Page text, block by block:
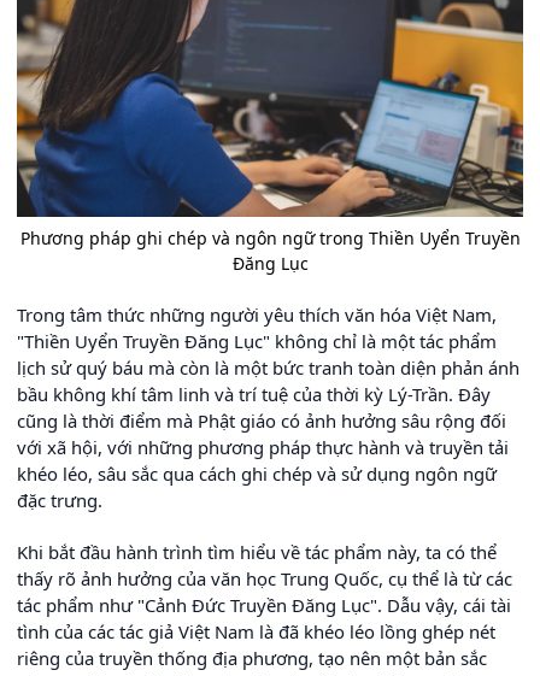
Phương pháp ghi chép và ngôn ngữ trong Thiền Uyển Truyền
Đăng Lục
Trong tâm thức những người yêu thích văn hóa Việt Nam,
"Thiền Uyển Truyền Đăng Lục" không chỉ là một tác phẩm
lịch sử quý báu mà còn là một bức tranh toàn diện phản ánh
bầu không khí tâm linh và trí tuệ của thời kỳ Lý-Trần. Đây
cũng là thời điểm mà Phật giáo có ảnh hưởng sâu rộng đối
với xã hội, với những phương pháp thực hành và truyền tải
khéo léo, sâu sắc qua cách ghi chép và sử dụng ngôn ngữ
đặc trưng.
Khi bắt đầu hành trình tìm hiểu về tác phẩm này, ta có thể
thấy rõ ảnh hưởng của văn học Trung Quốc, cụ thể là từ các
tác phẩm như "Cảnh Đức Truyền Đăng Lục". Dẫu vậy, cái tài
tình của các tác giả Việt Nam là đã khéo léo lồng ghép nét
riêng của truyền thống địa phương, tạo nên một bản sắc